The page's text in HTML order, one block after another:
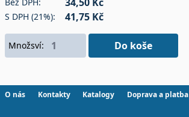
S DPH (21%): 41,75 Kč
Množsví: Do koše
O nás Kontakty Katalogy Doprava a platba